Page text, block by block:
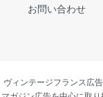
お問い合わせ
ヴィンテージフランス広